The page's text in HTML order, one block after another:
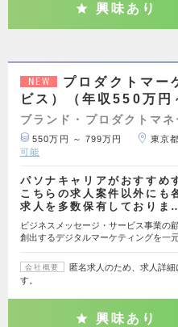
興味あり
NEW
プロダクトマー
ビス）（年収550万円
ブランド・プロダクトマ
550万円 ～ 799万円 東京都
可能
パソナキャリアがおすすめ
こちらの求人案件以外にも
求人を多数保有しておりま
ビジネスメッセージ・サービス事業の
創出するデジタルマーケティングを一
会社概要
匿名求人のため、求人詳
す。
興味あり